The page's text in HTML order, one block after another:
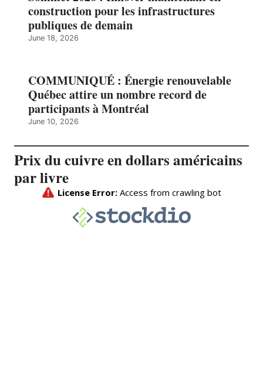
construction pour les infrastructures
publiques de demain
June 18, 2026
COMMUNIQUÉ : Énergie renouvelable
Québec attire un nombre record de
participants à Montréal
June 10, 2026
Prix du cuivre en dollars américains
par livre